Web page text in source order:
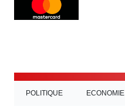
POLITIQUE ECONOMIE